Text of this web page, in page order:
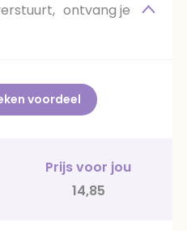
ontvang je
voordeel
Prijs voor jou
14,85